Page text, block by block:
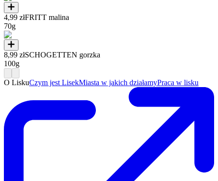
4,99 złFRITT malina
70g
8,99 złSCHOGETTEN gorzka
100g
O LiskuCzym jest LisekMiasta w jakich działamyPraca w lisku